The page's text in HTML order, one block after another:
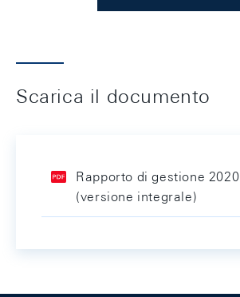
Scarica il documento
Rapporto di gestione 2020
(versione integrale)